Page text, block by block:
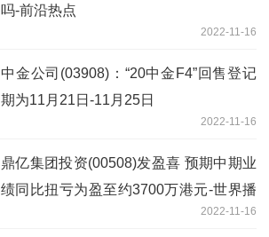
吗-前沿热点
2022-11-16
中金公司(03908)：“20中金F4”回售登记
期为11月21日-11月25日
2022-11-16
鼎亿集团投资(00508)发盈喜 预期中期业
绩同比扭亏为盈至约3700万港元-世界播
2022-11-16